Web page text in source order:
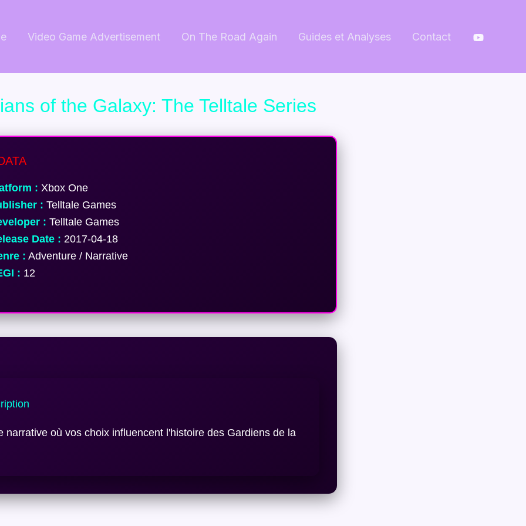
Video Game Advertisement On The Road Again Guides et Analyses Contact
of the Galaxy: The Telltale Series
: Xbox One
: Telltale Games
: Telltale Games
Date : 2017-04-18
: Adventure / Narrative
: 12
narrative où vos choix influencent l'histoire des Gardiens de la